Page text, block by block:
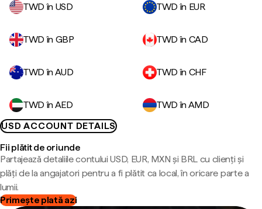
TWD în USD
TWD în EUR
TWD în GBP TWD în CAD
TWD în AUD TWD în CHF
TWD în AED
TWD în AMD
USD ACCOUNT DETAILS
Fii plătit de oriunde
Partajează detaliile contului USD, EUR, MXN și BRL cu clienți și
plăți de la angajatori pentru a fi plătit ca local, în oricare parte a
lumii.
Primește plată azi